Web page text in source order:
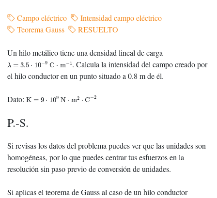
Campo eléctrico
Intensidad campo eléctrico
Teorema Gauss
RESUELTO
Un hilo metálico tiene una densidad lineal de carga
λ = 3.5 ⋅ 10−9 C ⋅ m−1
λ 3.5 ⋅10 −9 C m
. Calcula la intensidad del campo creado por
el hilo conductor en un punto situado a 0.8 m de él.
Dato: K = 9 ⋅ 109 N ⋅ m2 ⋅ C−2
K 10 9 N ⋅m C−
P.-S.
Si revisas los datos del problema puedes ver que las unidades son
homogéneas, por lo que puedes centrar tus esfuerzos en la
resolución sin paso previo de conversión de unidades.
Si aplicas el teorema de Gauss al caso de un hilo conductor